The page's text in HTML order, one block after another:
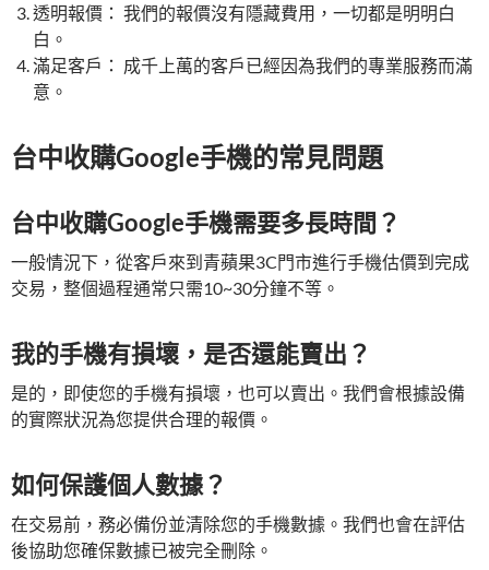
透明報價： 我們的報價沒有隱藏費用，一切都是明明白
白。
滿足客戶： 成千上萬的客戶已經因為我們的專業服務而滿
意。
台中收購Google手機的常見問題
台中收購Google手機需要多長時間？
一般情況下，從客戶來到青蘋果3C門市進行手機估價到完成
交易，整個過程通常只需10~30分鐘不等。
我的手機有損壞，是否還能賣出？
是的，即使您的手機有損壞，也可以賣出。我們會根據設備
的實際狀況為您提供合理的報價。
如何保護個人數據？
在交易前，務必備份並清除您的手機數據。我們也會在評估
後協助您確保數據已被完全刪除。